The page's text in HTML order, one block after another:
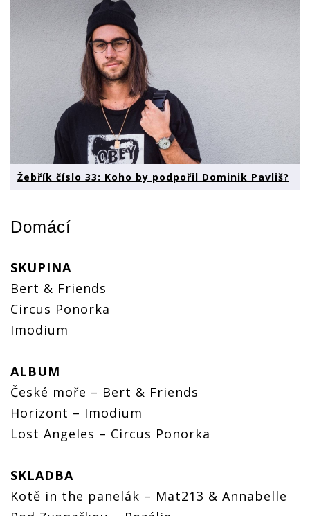
Žebřík číslo 33: Koho by podpořil Dominik Pavliš?
Domácí
SKUPINA
Bert & Friends
Circus Ponorka
Imodium
ALBUM
České moře – Bert & Friends
Horizont – Imodium
Lost Angeles – Circus Ponorka
SKLADBA
Kotě in the panelák – Mat213 & Annabelle